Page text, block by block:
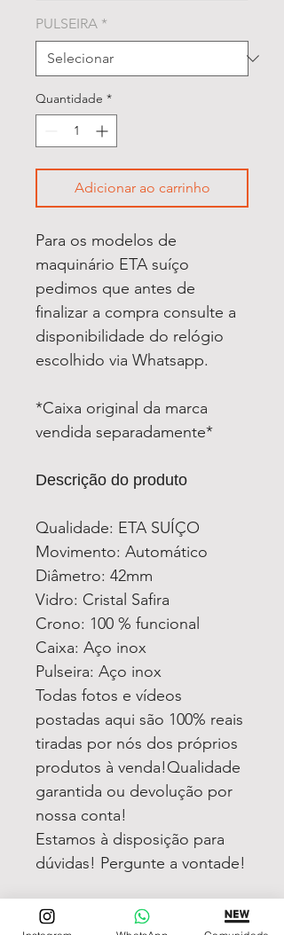
PULSEIRA *
Quantidade *
Adicionar ao carrinho
Para os modelos de
maquinário ETA suíço
pedimos que antes de
finalizar a compra consulte a
disponibilidade do relógio
escolhido via Whatsapp.
*Caixa original da marca
vendida separadamente*
Descrição do produto
Qualidade: ETA SUÍÇO
Movimento: Automático
Diâmetro: 42mm
Vidro: Cristal Safira
Crono: 100 % funcional
Caixa: Aço inox
Pulseira: Aço inox
Todas fotos e vídeos
postadas aqui são 100% reais
tiradas por nós dos próprios
produtos à venda!Qualidade
garantida ou devolução por
nossa conta!
Estamos à disposição para
dúvidas! Pergunte a vontade!